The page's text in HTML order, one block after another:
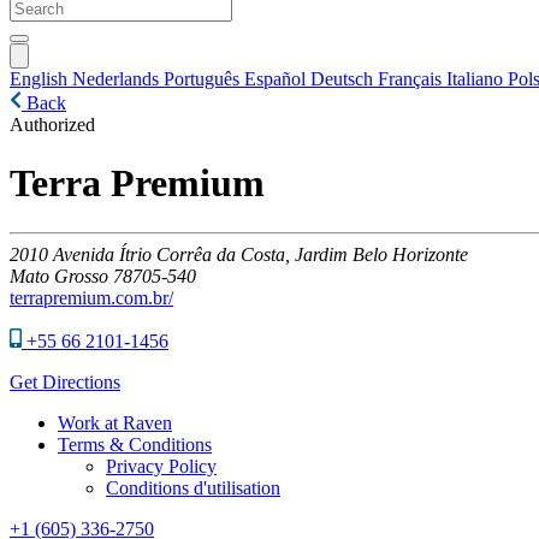
English Nederlands Português Español Deutsch Français Italiano
Back
Authorized
Terra Premium
2010 Avenida Ítrio Corrêa da Costa, Jardim Belo Horizonte
Mato Grosso 78705-540
terrapremium.com.br/
+55 66 2101-1456
Get Directions
Work at Raven
Terms & Conditions
Privacy Policy
Conditions d'utilisation
+1 (605) 336-2750